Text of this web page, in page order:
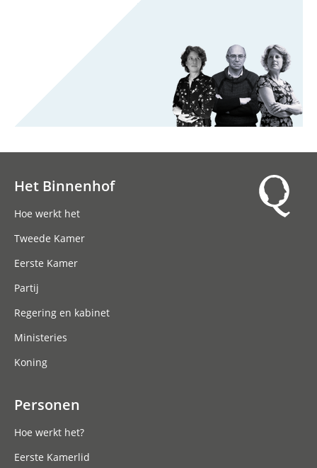
Het Binnenhof
Hoe werkt het
Tweede Kamer
Eerste Kamer
Partij
Regering en kabinet
Ministeries
Koning
Personen
Hoe werkt het?
Eerste Kamerlid